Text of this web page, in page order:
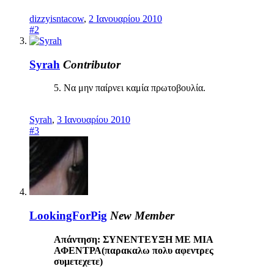
dizzyisntacow, 2 Ιανουαρίου 2010
#2
Syrah Contributor
5. Να μην παίρνει καμία πρωτοβουλία.
Syrah, 3 Ιανουαρίου 2010
#3
LookingForPig New Member
Απάντηση: ΣΥΝΕΝΤΕΥΞΗ ΜΕ ΜΙΑ
ΑΦΕΝΤΡΑ(παρακαλω πολυ αφεντρες
συμετεχετε)